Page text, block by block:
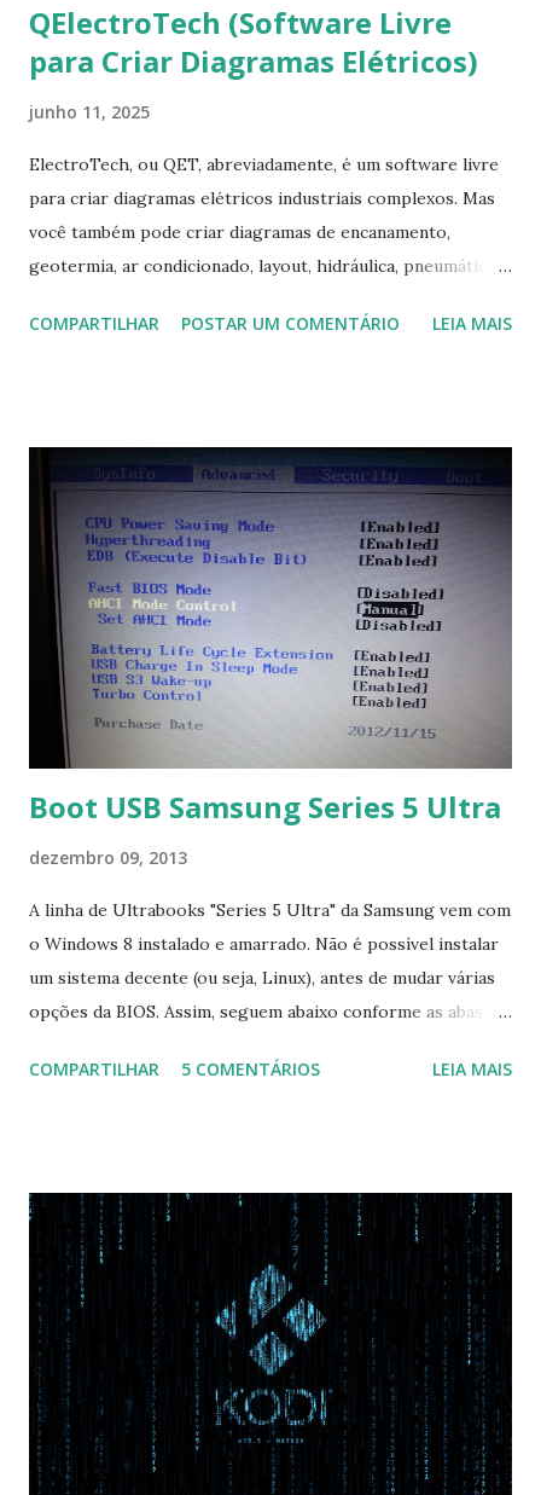
QElectroTech (Software Livre
para Criar Diagramas Elétricos)
junho 11, 2025
ElectroTech, ou QET, abreviadamente, é um software livre
para criar diagramas elétricos industriais complexos. Mas
você também pode criar diagramas de encanamento,
geotermia, ar condicionado, layout, hidráulica, pneumática,
Na última versão 0.100, a coleção contém mais de 8.000
COMPARTILHAR POSTAR UM COMENTÁRIO LEIA MAIS
Boot USB Samsung Series 5 Ultra
dezembro 09, 2013
A linha de Ultrabooks "Series 5 Ultra" da Samsung vem com
o Windows 8 instalado e amarrado. Não é possível instalar
um sistema decente (ou seja, Linux), antes de mudar várias
opções da BIOS. Assim, seguem abaixo conforme as abas, a
Na inicialização aperte F2 para acessar a BIOS e então faça
com Win, deixe essa opção no Auto ) Set AHCI Mode ->
Disabled USB S3 Wake-up -> Enabled Boot: Secure Boot ->
Disabled OS Mode Selection -> UEFI and CSM OS (Essa
opção garante boot com Win e Linux) Boot > Boot Priority
Order USB HDD: SATA CD: SATA HDD: Essa ordem de boot
vai garantir que ele tente primeiro o boot pela USB, depois
pelo CD e por último no HD. Apenas as opções acima são
as necessá...
COMPARTILHAR 5 COMENTÁRIOS LEIA MAIS